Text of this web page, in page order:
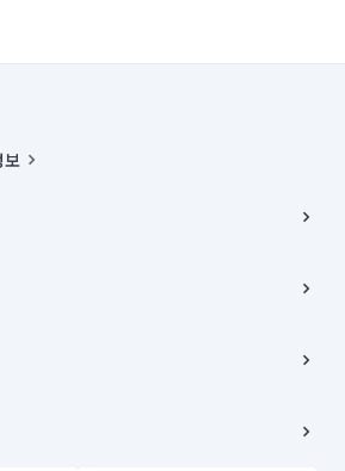
보
로구 율곡로 6(중학동, 트윈트리빌딩) B동 5층
구 수송동 율곡로 24, 7층, 8층 미소
의무와 책임은 거래당사자에게 있습니다.
All Rights Reserved.